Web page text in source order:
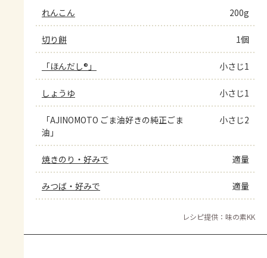
れんこん 200g
切り餅 1個
「ほんだし®」 小さじ1
しょうゆ 小さじ1
「AJINOMOTO ごま油好きの純正ごま
油」
小さじ2
焼きのり・好みで 適量
みつば・好みで 適量
レシピ提供：味の素KK